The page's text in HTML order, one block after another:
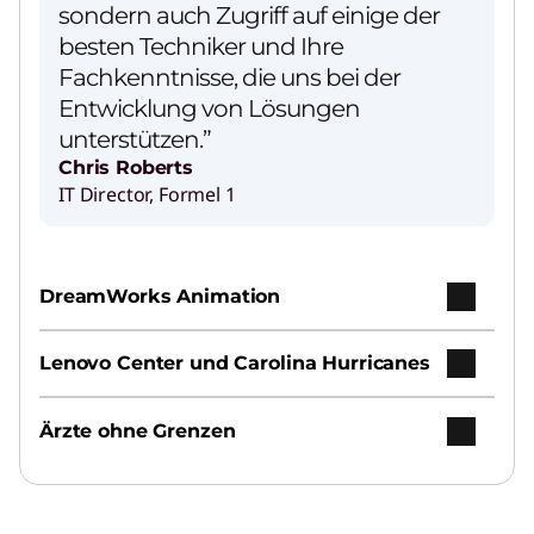
sondern auch Zugriff auf einige der
besten Techniker und Ihre
Fachkenntnisse, die uns bei der
Entwicklung von Lösungen
unterstützen.”
Chris Roberts
IT Director, Formel 1
DreamWorks Animation
Lenovo Center und Carolina Hurricanes
Ärzte ohne Grenzen